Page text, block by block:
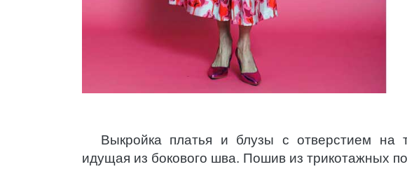
Выкройка платья и блузы с отверстием на
идущая из бокового шва. Пошив из трикотажных